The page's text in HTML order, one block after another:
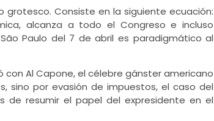
grotesco. Consiste en la siguiente ecuación:
alcanza a todo el Congreso e incluso
Paulo del 7 de abril es paradigmático al
con Al Capone, el célebre gánster americano
sino por evasión de impuestos, el caso del
de resumir el papel del expresidente en el